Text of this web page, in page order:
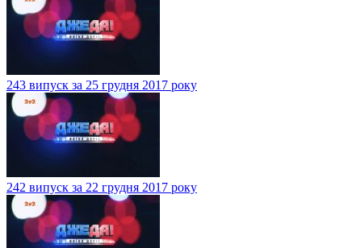
243 випуск за 25 грудня 2017 року
242 випуск за 22 грудня 2017 року